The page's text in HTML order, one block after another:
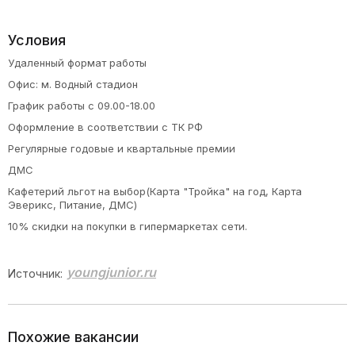
Условия
Удаленный формат работы
Офис: м. Водный стадион
График работы с 09.00-18.00
Оформление в соответствии с ТК РФ
Регулярные годовые и квартальные премии
ДМС
Кафетерий льгот на выбор(Карта "Тройка" на год, Карта
Эверикс, Питание, ДМС)
10% скидки на покупки в гипермаркетах сети.
Источник: youngjunior.ru
Похожие вакансии